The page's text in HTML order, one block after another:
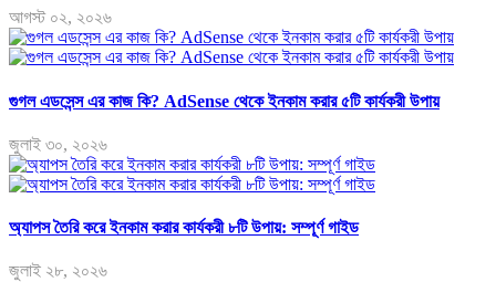
আগস্ট ০২, ২০২৬
গুগল এডসেন্স এর কাজ কি? AdSense থেকে ইনকাম করার ৫টি কার্যকরী উপায়
জুলাই ৩০, ২০২৬
অ্যাপস তৈরি করে ইনকাম করার কার্যকরী ৮টি উপায়: সম্পূর্ণ গাইড
জুলাই ২৮, ২০২৬